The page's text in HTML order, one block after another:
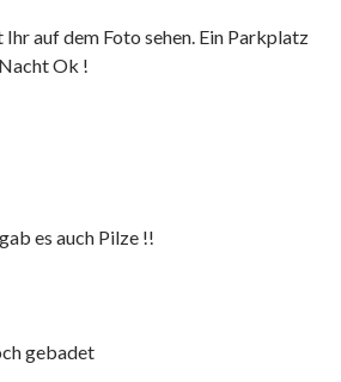
auf dem Foto sehen. Ein Parkplatz
Ok !
es auch Pilze !!
gebadet